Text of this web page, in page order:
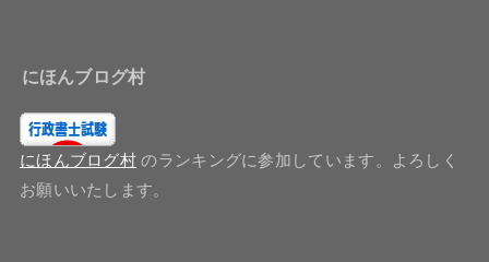
にほんブログ村
にほんブログ村 のランキングに参加しています。よろしく
お願いいたします。